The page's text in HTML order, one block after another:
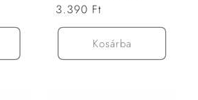
Normál
ár
3.390 Ft
Kosárba